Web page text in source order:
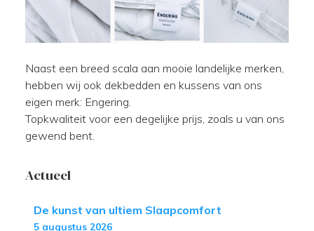
Naast een breed scala aan mooie landelijke merken,
hebben wij ook dekbedden en kussens van ons
eigen merk: Engering.
Topkwaliteit voor een degelijke prijs, zoals u van ons
gewend bent.
Actueel
De kunst van ultiem Slaapcomfort
5 augustus 2026